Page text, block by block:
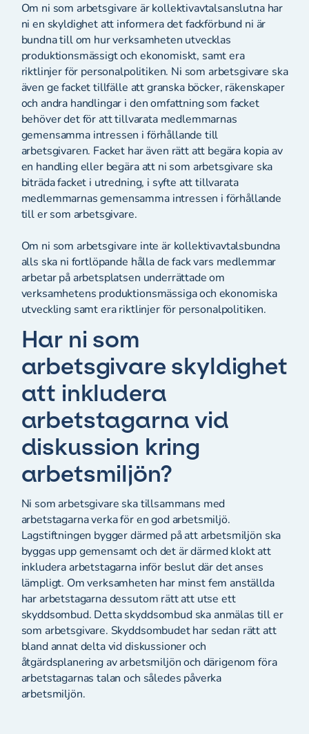
Om ni som arbetsgivare är kollektivavtalsanslutna har
ni en skyldighet att informera det fackförbund ni är
bundna till om hur verksamheten utvecklas
produktionsmässigt och ekonomiskt, samt era
riktlinjer för personalpolitiken. Ni som arbetsgivare ska
även ge facket tillfälle att granska böcker, räkenskaper
och andra handlingar i den omfattning som facket
behöver det för att tillvarata medlemmarnas
gemensamma intressen i förhållande till
arbetsgivaren. Facket har även rätt att begära kopia av
en handling eller begära att ni som arbetsgivare ska
biträda facket i utredning, i syfte att tillvarata
medlemmarnas gemensamma intressen i förhållande
till er som arbetsgivare.
Om ni som arbetsgivare inte är kollektivavtalsbundna
alls ska ni fortlöpande hålla de fack vars medlemmar
arbetar på arbetsplatsen underrättade om
verksamhetens produktionsmässiga och ekonomiska
utveckling samt era riktlinjer för personalpolitiken.
Har ni som
arbetsgivare skyldighet
att inkludera
arbetstagarna vid
diskussion kring
arbetsmiljön?
Ni som arbetsgivare ska tillsammans med
arbetstagarna verka för en god arbetsmiljö.
Lagstiftningen bygger därmed på att arbetsmiljön ska
byggas upp gemensamt och det är därmed klokt att
inkludera arbetstagarna inför beslut där det anses
lämpligt. Om verksamheten har minst fem anställda
har arbetstagarna dessutom rätt att utse ett
skyddsombud. Detta skyddsombud ska anmälas till er
som arbetsgivare. Skyddsombudet har sedan rätt att
bland annat delta vid diskussioner och
åtgärdsplanering av arbetsmiljön och därigenom föra
arbetstagarnas talan och således påverka
arbetsmiljön.